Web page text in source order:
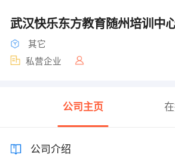
武汉快乐东方教育随州培训中
其它
私营企业
公司主页
公司介绍